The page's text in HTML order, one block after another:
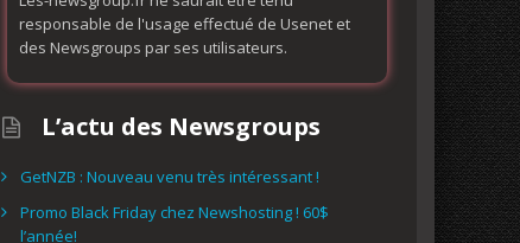
responsable de l'usage effectué de Usenet et
des Newsgroups par ses utilisateurs.
L’actu des Newsgroups
GetNZB : Nouveau venu très intéressant !
Promo Black Friday chez Newshosting ! 60$
l’année!